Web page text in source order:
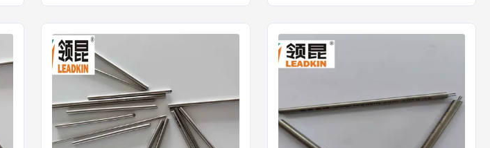
steps to obtain the final dimensions. Quick
detail Name:LEADKIN hot sell metal
sheath T type cable Type:
K,N,E,J,T,R,B,S,Pt100 Conductor material:
NiCr
pickling clean armored cable Ultra-high
density: nuclear grade 2500mg/cm3 Thick
treatment:Improve the strength, hardness,
wear